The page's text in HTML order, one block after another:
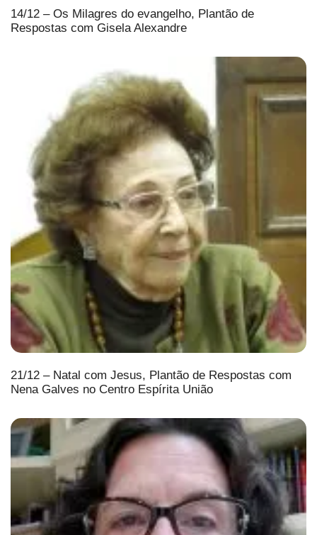
14/12 – Os Milagres do evangelho, Plantão de
Respostas com Gisela Alexandre
21/12 – Natal com Jesus, Plantão de Respostas com
Nena Galves no Centro Espírita União